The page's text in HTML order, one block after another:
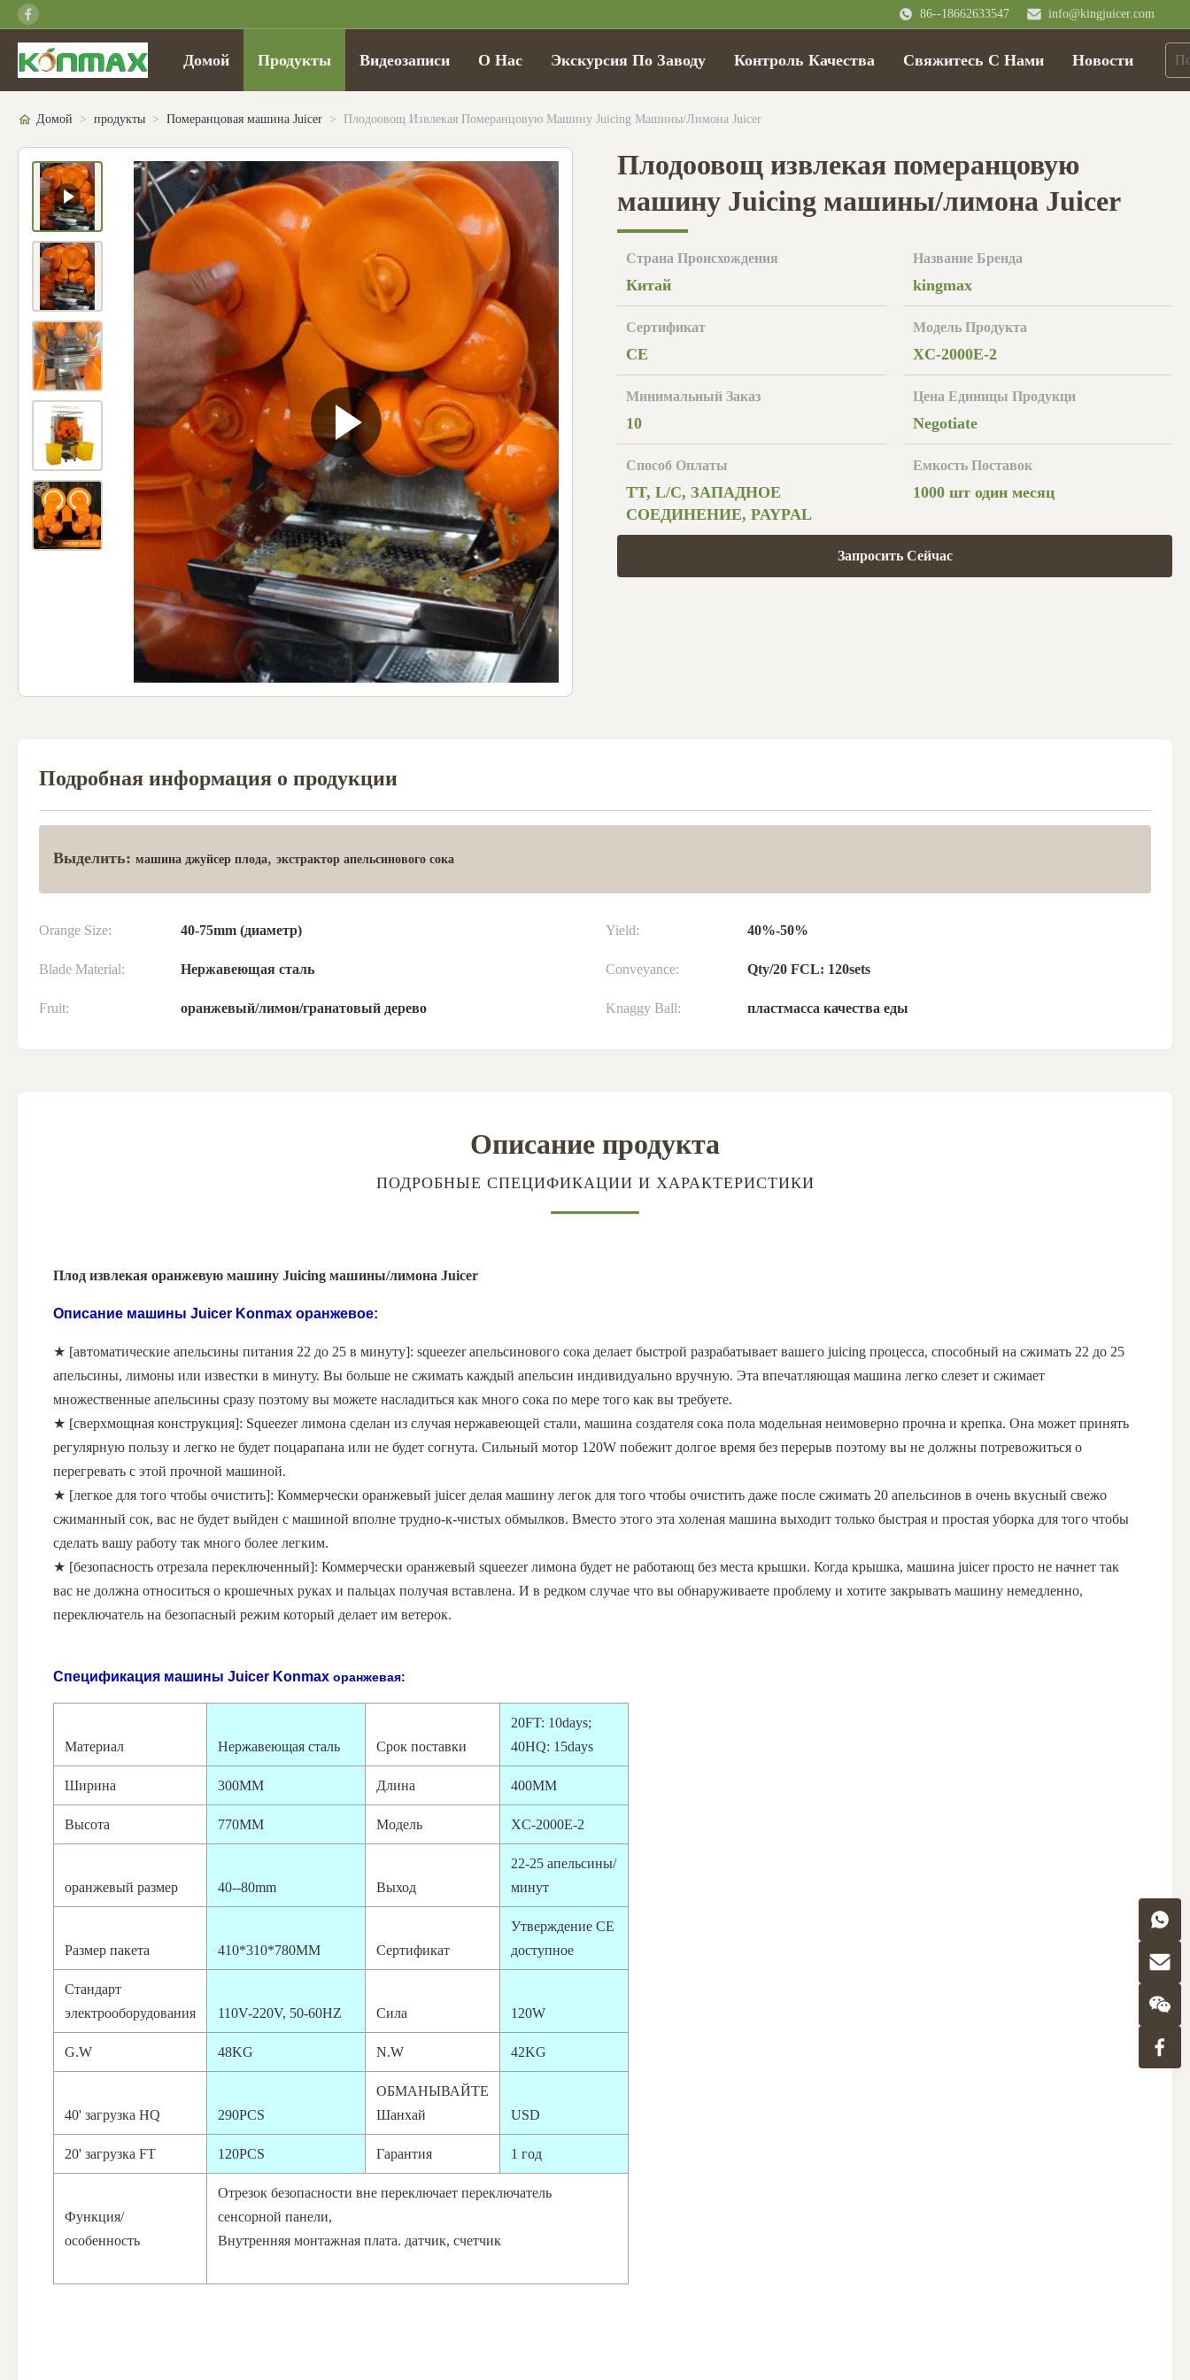
86--18662633547 info@kingjuicer.com
Домой Продукты Видеозаписи О Нас Экскурсия По Заводу Контроль Качества Свяжитесь С Нами Новости
Домой > продукты > Померанцовая машина Juicer > Плодоовощ Извлекая Померанцовую Машину Juicing Машины/лимона Juicer
Плодоовощ извлекая померанцовую
машину Juicing машины/лимона Juicer
Страна Происхождения
Китай
Название Бренда
kingmax
Сертификат
CE
Модель Продукта
XC-2000E-2
Минимальный Заказ
10
Цена Единицы Продукци
Negotiate
Способ Оплаты
TT, L/C, ЗАПАДНОЕ
СОЕДИНЕНИЕ, PAYPAL
Емкость Поставок
1000 шт один месяц
Запросить Сейчас
Подробная информация о продукции
Выделить: машина джуйсер плода, экстрактор апельсинового сока
Orange Size: 40-75mm (диаметр) Yield: 40%-50%
Blade Material: Нержавеющая сталь Conveyance: Qty/20 FCL: 120sets
Fruit: оранжевый/лимон/гранатовый дерево Knaggy Ball: пластмасса качества еды
Описание продукта
ПОДРОБНЫЕ СПЕЦИФИКАЦИИ И ХАРАКТЕРИСТИКИ
Плод извлекая оранжевую машину Juicing машины/лимона Juicer
Описание машины Juicer Konmax оранжевое:
★ [автоматические апельсины питания 22 до 25 в минуту]: squeezer апельсинового сока делает быстрой разрабатывает вашего juicing процесса, способный на сжимать 22 до 25
апельсины, лимоны или известки в минуту. Вы больше не сжимать каждый апельсин индивидуально вручную. Эта впечатляющая машина легко слезет и сжимает
множественные апельсины сразу поэтому вы можете насладиться как много сока по мере того как вы требуете.
★ [сверхмощная конструкция]: Squeezer лимона сделан из случая нержавеющей стали, машина создателя сока пола модельная неимоверно прочна и крепка. Она может принять
регулярную пользу и легко не будет поцарапана или не будет согнута. Сильный мотор 120W побежит долгое время без перерыв поэтому вы не должны потревожиться о
перегревать с этой прочной машиной.
★ [легкое для того чтобы очистить]: Коммерчески оранжевый juicer делая машину легок для того чтобы очистить даже после сжимать 20 апельсинов в очень вкусный свежо
сжиманный сок, вас не будет выйден с машиной вполне трудно-к-чистых обмылков. Вместо этого эта холеная машина выходит только быстрая и простая уборка для того чтобы
сделать вашу работу так много более легким.
★ [безопасность отрезала переключенный]: Коммерчески оранжевый squeezer лимона будет не работающ без места крышки. Когда крышка, машина juicer просто не начнет так
вас не должна относиться о крошечных руках и пальцах получая вставлена. И в редком случае что вы обнаруживаете проблему и хотите закрывать машину немедленно,
переключатель на безопасный режим который делает им ветерок.
Спецификация машины Juicer Konmax оранжевая:
Материал Нержавеющая сталь Срок поставки
20FT: 10days;
40HQ: 15days
Ширина 300MM Длина 400MM
Высота 770MM Модель XC-2000E-2
оранжевый размер 40--80mm Выход
22-25 апельсины/
минут
Размер пакета 410*310*780MM Сертификат
Утверждение CE
доступное
Стандарт
электрооборудования
110V-220V, 50-60HZ Сила 120W
G.W 48KG N.W 42KG
40' загрузка HQ 290PCS
ОБМАНЫВАЙТЕ
Шанхай
USD
20' загрузка FT 120PCS Гарантия 1 год
Функция/
особенность
Отрезок безопасности вне переключает переключатель
сенсорной панели,
Внутренняя монтажная плата. датчик, счетчик